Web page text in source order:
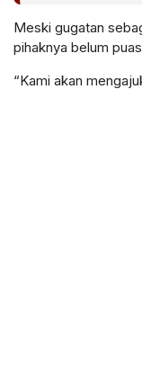
Meski gugatan
pihaknya belum
“Kami akan